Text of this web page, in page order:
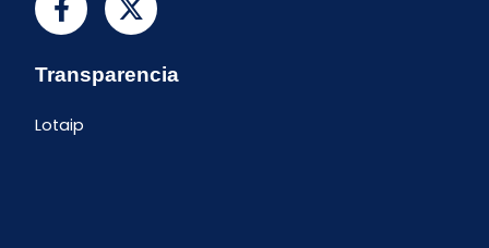
Transparencia
Lotaip